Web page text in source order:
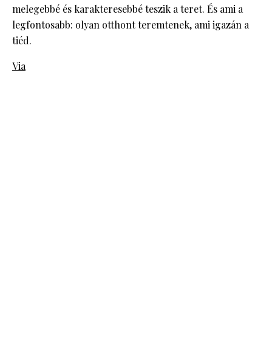
melegebbé és karakteresebbé teszik a teret. És ami a
legfontosabb: olyan otthont teremtenek, ami igazán a
tiéd.
Via